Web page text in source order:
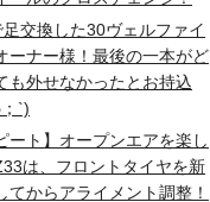
足交換した30ヴェルファイ
ーナー様！最後の一本がど
も外せなかったとお持込
`)
ート】オープンエアを楽し
は、フロントタイヤを新
てからアライメント調整！